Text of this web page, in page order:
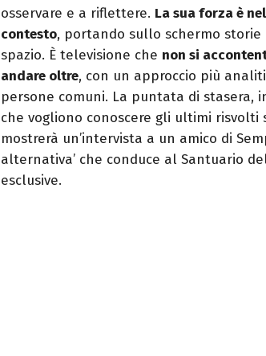
osservare e a riflettere. La sua forza è
contesto, portando sullo schermo
spazio. È televisione che non si
andare oltre, con un approccio più
persone comuni. La puntata di
che vogliono conoscere gli ultimi
mostrerà un’intervista a un amico di
alternativa’ che conduce al Santuario
esclusive.